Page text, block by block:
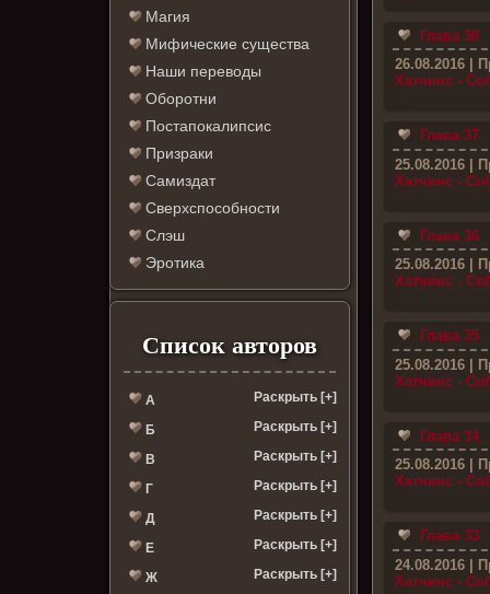
Магия
Мифические существа
Наши переводы
Оборотни
Постапокалипсис
Призраки
Самиздат
Сверхспособности
Слэш
Эротика
Список авторов
А Раскрыть [+]
Б Раскрыть [+]
В Раскрыть [+]
Г Раскрыть [+]
Д Раскрыть [+]
Е Раскрыть [+]
Ж Раскрыть [+]
Глава 38
26.08.2016 |
Хатчинс -
Глава 37
25.08.2016 |
Хатчинс -
Глава 36
25.08.2016 |
Хатчинс -
Глава 35
25.08.2016 |
Хатчинс -
Глава 34
25.08.2016 |
Хатчинс -
Глава 33
24.08.2016 |
Хатчинс -